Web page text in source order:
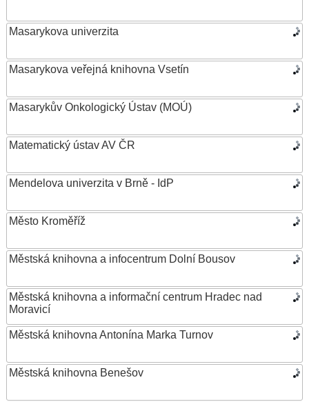
Masarykova univerzita
Masarykova veřejná knihovna Vsetín
Masarykův Onkologický Ústav (MOÚ)
Matematický ústav AV ČR
Mendelova univerzita v Brně - IdP
Město Kroměříž
Městská knihovna a infocentrum Dolní Bousov
Městská knihovna a informační centrum Hradec nad
Moravicí
Městská knihovna Antonína Marka Turnov
Městská knihovna Benešov